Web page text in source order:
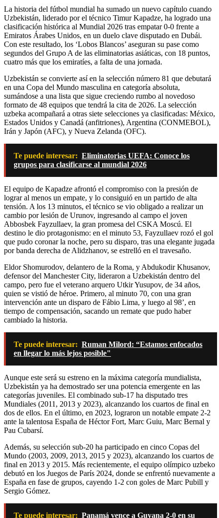
La historia del fútbol mundial ha sumado un nuevo capítulo cuando
Uzbekistán, liderado por el técnico Timur Kapadze, ha logrado una
clasificación histórica al Mundial 2026 tras empatar 0-0 frente a
Emiratos Árabes Unidos, en un duelo clave disputado en Dubái.
Con este resultado, los ‘Lobos Blancos’ aseguran su pase como
segundos del Grupo A de las eliminatorias asiáticas, con 18 puntos,
cuatro más que los emiratíes, a falta de una jornada.
Uzbekistán se convierte así en la selección número 81 que debutará
en una Copa del Mundo masculina en categoría absoluta,
sumándose a una lista que sigue creciendo rumbo al novedoso
formato de 48 equipos que tendrá la cita de 2026. La selección
uzbeka acompañará a otras siete selecciones ya clasificadas: México,
Estados Unidos y Canadá (anfitriones), Argentina (CONMEBOL),
Irán y Japón (AFC), y Nueva Zelanda (OFC).
Te puede interesar: Eliminatorias UEFA: Conoce los
grupos para clasificarse al mundial 2026
El equipo de Kapadze afrontó el compromiso con la presión de
lograr al menos un empate, y lo consiguió en un partido de alta
tensión. A los 13 minutos, el técnico se vio obligado a realizar un
cambio por lesión de Urunov, ingresando al campo el joven
Abbosbek Fayzullaev, la gran promesa del CSKA Moscú. El
destino le dio protagonismo: en el minuto 53, Fayzullaev rozó el gol
que pudo coronar la noche, pero su disparo, tras una elegante jugada
por banda derecha de Alidzhanov, se estrelló en el travesaño.
Eldor Shomurodov, delantero de la Roma, y Abdukodir Khusanov,
defensor del Manchester City, lideraron a Uzbekistán dentro del
campo, pero fue el veterano arquero Utkir Yusupov, de 34 años,
quien se vistió de héroe. Primero, al minuto 70, con una gran
intervención ante un disparo de Fábio Lima, y luego al 98’, en
tiempo de compensación, sacando un remate que pudo haber
cambiado la historia.
Te puede interesar: Ruman Milord: “Estamos enfocados
en llegar lo más lejos posible"
Aunque este será su estreno en la máxima categoría mundialista,
Uzbekistán ya ha demostrado ser una potencia emergente en las
categorías juveniles. El combinado sub-17 ha disputado tres
Mundiales (2011, 2013 y 2023), alcanzando los cuartos de final en
dos de ellos. En el último, en 2023, lograron un notable empate 2-2
ante la talentosa España de Héctor Fort, Marc Guiu, Marc Bernal y
Pau Cubarsí.
Además, su selección sub-20 ha participado en cinco Copas del
Mundo (2003, 2009, 2013, 2015 y 2023), alcanzando los cuartos de
final en 2013 y 2015. Más recientemente, el equipo olímpico uzbeko
debutó en los Juegos de París 2024, donde se enfrentó nuevamente a
España en fase de grupos, cayendo 1-2 con goles de Marc Pubill y
Sergio Gómez.
Te puede interesar: Panamá vence a Guyana 2-0 en su